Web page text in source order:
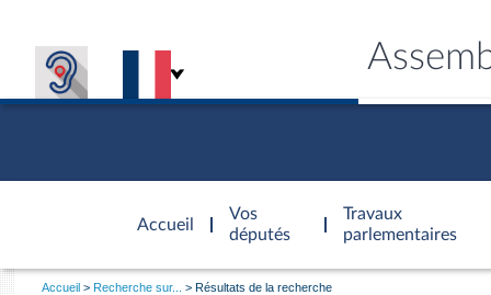
Accueil
d'accueil
Vos
députés
Travaux
parlementaires
Vous
Accueil Recherche sur... Résultats de la recherche